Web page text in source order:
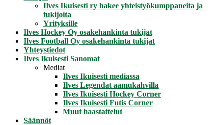
Ilves Ikuisesti ry hakee yhteistyökumppaneita ja
tukijoita
Yrityksille
Ilves Hockey Oy osakehankinta tukijat
Ilves Football Oy osakehankinta tukijat
Yhteystiedot
Ilves Ikuisesti Sanomat
Mediat
Ilves Ikuisesti mediassa
Ilves Legendat aamukahvilla
Ilves Ikuisesti Hockey Corner
Ilves Ikuisesti Futis Corner
Muut haastattelut
Säännöt